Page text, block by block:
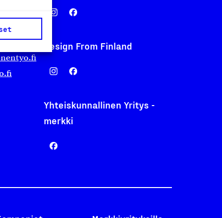
Design From Finland
Yhteiskunnallinen Yritys -
merkki